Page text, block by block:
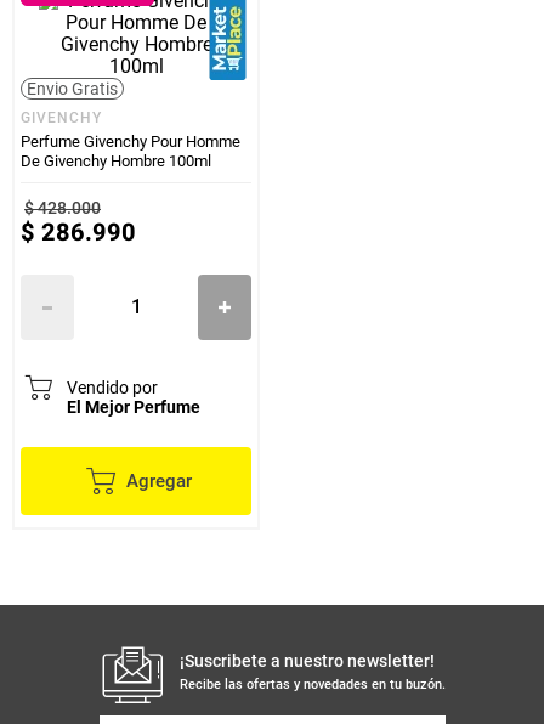
Envio Gratis
GIVENCHY
Perfume Givenchy Pour Homme
De Givenchy Hombre 100ml
$428.000
$ 286.990
Vendido por
El Mejor Perfume
Agregar
¡Suscribete a nuestro newsletter!
Recibe las ofertas y novedades en tu buzón.